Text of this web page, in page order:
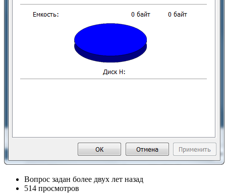
Вопрос задан более двух лет назад
514 просмотров